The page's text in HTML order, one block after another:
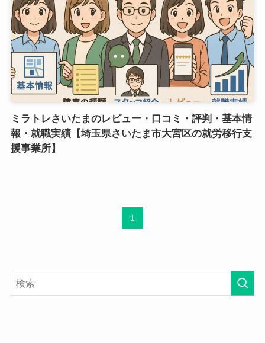
ミラトレさいたまのレビュー・口コミ・評判・基本情
報・就職実績【埼玉県さいたま市大宮区の就労移行支
援事業所】
1